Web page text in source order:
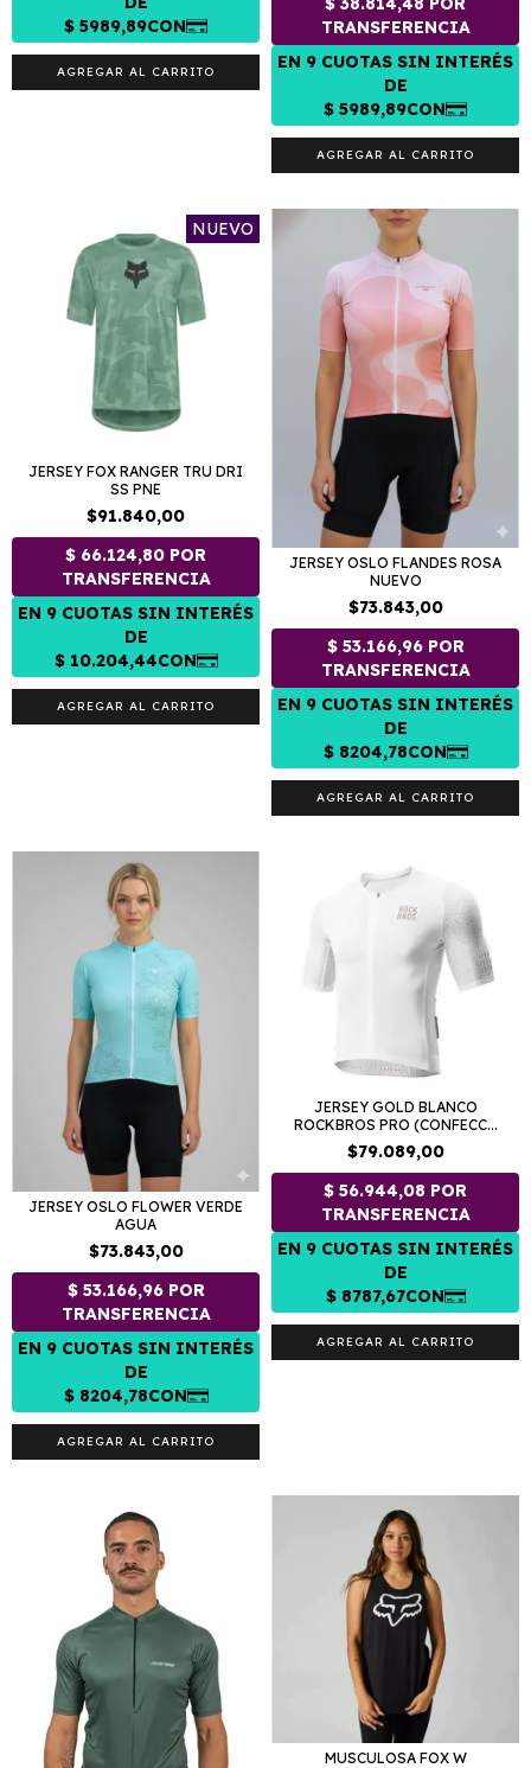
AGREGAR AL CARRITO
AGREGAR AL CARRITO
NUEVO
JERSEY FOX RANGER TRU DRI
SS PNE
$91.840,00
AGREGAR AL CARRITO
JERSEY OSLO FLANDES ROSA
NUEVO
$73.843,00
AGREGAR AL CARRITO
JERSEY OSLO FLOWER VERDE
AGUA
$73.843,00
AGREGAR AL CARRITO
JERSEY GOLD BLANCO
ROCKBROS PRO (CONFECC...
$79.089,00
AGREGAR AL CARRITO
MUSCULOSA FOX W